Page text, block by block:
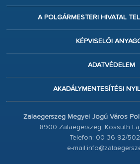
A POLGÁRMESTERI HIVATAL
KÉPVISELŐI
ADATVÉDELEM
AKADÁLYMENTESÍTÉSI
Zalaegerszeg Megyei Jogú Város
8900 Zalaegerszeg, Kossuth
Telefon: 00 36 92/
e-